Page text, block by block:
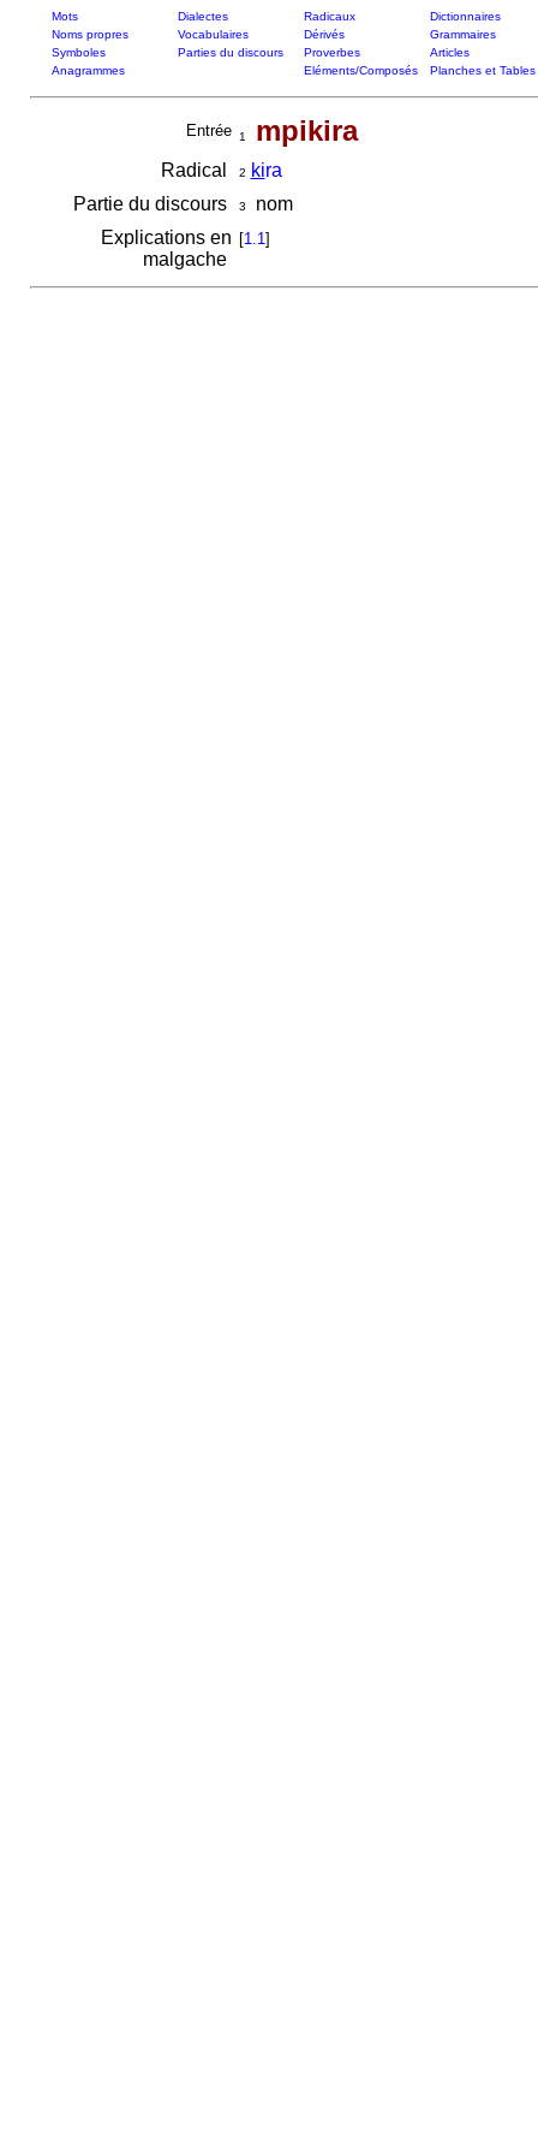
Mots Dialectes Radicaux
Dictionnaires
Noms propres
Vocabulaires Dérivés
Grammaires
Symboles
Parties du discours Proverbes
Articles
Anagrammes
Eléments/Composés Planches et Tables
Entrée 1 mpikira
Radical 2 kira
Partie du discours
3
nom
Explications en
malgache
[1.1]